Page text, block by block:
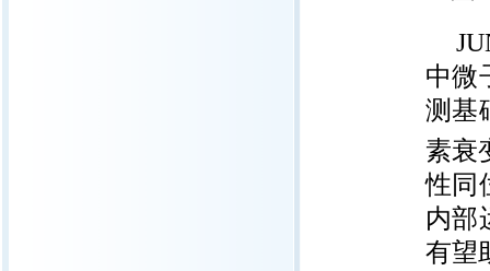
中微
测基
素衰
性同
内部
有望